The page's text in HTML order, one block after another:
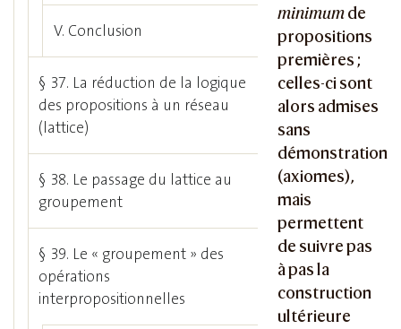
minimumde
propositions
premières ;
celles-ci sont
alors admises
sans
démonstration
(axiomes),
mais
permettent
de suivre pas
à pas la
construction
ultérieure
V. Conclusion
§ 37. La réduction de la logique
des propositions à un réseau
(lattice)
§ 38. Le passage du lattice au
groupement
§ 39. Le « groupement » des
opérations
interpropositionnelles